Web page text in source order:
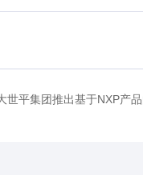
世平集团推出基于NXP产